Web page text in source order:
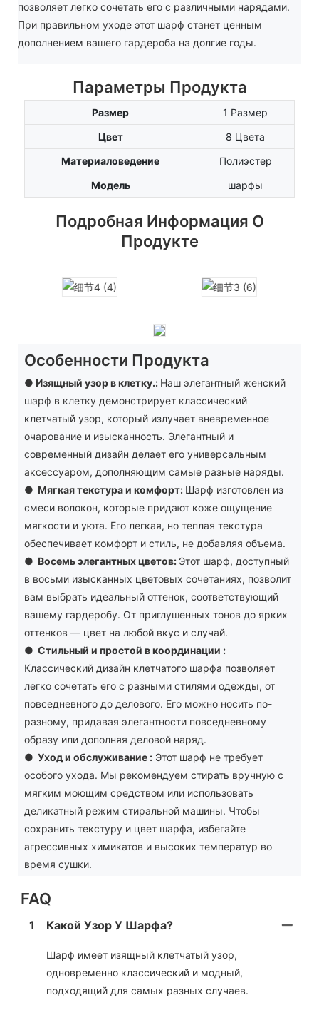
позволяет легко сочетать его с различными нарядами.
При правильном уходе этот шарф станет ценным
дополнением вашего гардероба на долгие годы.
Параметры Продукта
Размер
1 Размер
Цвет
8 Цвета
Материаловедение
Полиэстер
Модель
шарфы
Подробная Информация О
Продукте
Особенности Продукта
● Изящный узор в клетку.: Наш элегантный женский
шарф в клетку демонстрирует классический
клетчатый узор, который излучает вневременное
очарование и изысканность. Элегантный и
современный дизайн делает его универсальным
аксессуаром, дополняющим самые разные наряды.
● Мягкая текстура и комфорт: Шарф изготовлен из
смеси волокон, которые придают коже ощущение
мягкости и уюта. Его легкая, но теплая текстура
обеспечивает комфорт и стиль, не добавляя объема.
● Восемь элегантных цветов: Этот шарф, доступный
в восьми изысканных цветовых сочетаниях, позволит
вам выбрать идеальный оттенок, соответствующий
вашему гардеробу. От приглушенных тонов до ярких
оттенков — цвет на любой вкус и случай.
● Стильный и простой в координации :
Классический дизайн клетчатого шарфа позволяет
легко сочетать его с разными стилями одежды, от
повседневного до делового. Его можно носить по-
разному, придавая элегантности повседневному
образу или дополняя деловой наряд.
● Уход и обслуживание :Этот шарф не требует
особого ухода. Мы рекомендуем стирать вручную с
мягким моющим средством или использовать
деликатный режим стиральной машины. Чтобы
сохранить текстуру и цвет шарфа, избегайте
агрессивных химикатов и высоких температур во
время сушки.
FAQ
1 Какой Узор У Шарфа?
Шарф имеет изящный клетчатый узор,
одновременно классический и модный,
подходящий для самых разных случаев.